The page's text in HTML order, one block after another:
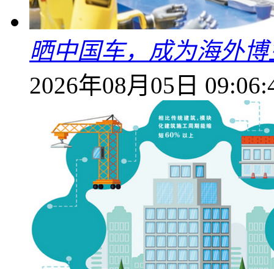
晒中国车，成为海外
2026年08月05日